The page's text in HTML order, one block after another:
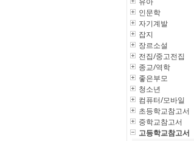
인문학
자기계발
잡지
장르소설
전집/중고전집
종교/역학
좋은부모
청소년
컴퓨터/모바일
초등학교참고서
중학교참고서
고등학교참고서